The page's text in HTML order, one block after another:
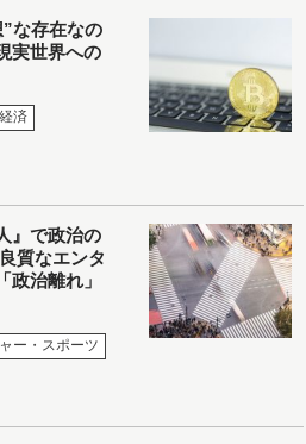
な存在なの
実世界への
済
』で政治の
質なエンタ
政治離れ」
ー・スポーツ